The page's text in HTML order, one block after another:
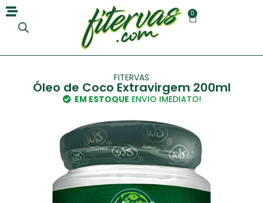
0
FITERVAS
Óleo de Coco Extravirgem 200ml
EM ESTOQUE ENVIO IMEDIATO!